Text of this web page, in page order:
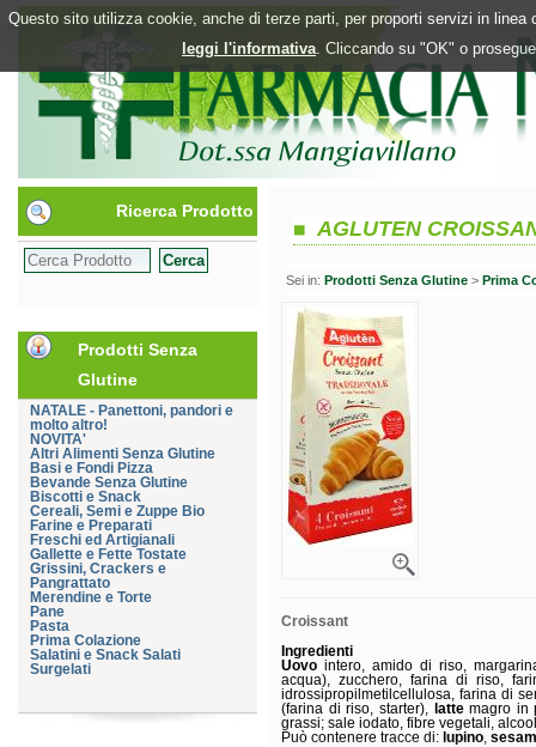
Questo sito utilizza cookie, anche di terze parti, per proporti servizi in
leggi l'informativa. Cliccando su "OK" o
Ricerca Prodotto
Prodotti Senza
Glutine
NATALE - Panettoni, pandori e
molto altro!
NOVITA'
Altri Alimenti Senza Glutine
Basi e Fondi Pizza
Bevande Senza Glutine
Biscotti e Snack
Cereali, Semi e Zuppe Bio
Farine e Preparati
Freschi ed Artigianali
Gallette e Fette Tostate
Grissini, Crackers e
Pangrattato
Merendine e Torte
Pane
Pasta
Prima Colazione
Salatini e Snack Salati
Surgelati
AGLUTEN
Sei in: Prodotti Senza Glutine > Prima
Croissant
Ingredienti
Uovo intero, amido di riso,
acqua), zucchero, farina di riso,
idrossipropilmetilcellulosa, farina di
(farina di riso, starter), lattemagro in
grassi; sale iodato, fibre vegetali,
Può contenere tracce di: lupino,